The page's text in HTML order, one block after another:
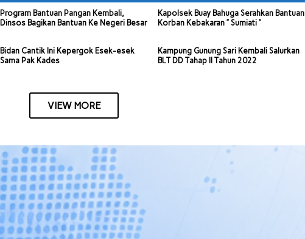
Program Bantuan Pangan Kembali,
Dinsos Bagikan Bantuan Ke Negeri Besar
Kapolsek Buay Bahuga Serahkan Bantuan
Korban Kebakaran ” Sumiati “
Bidan Cantik Ini Kepergok Esek-esek
Sama Pak Kades
Kampung Gunung Sari Kembali Salurkan
BLT DD Tahap II Tahun 2022
VIEW MORE